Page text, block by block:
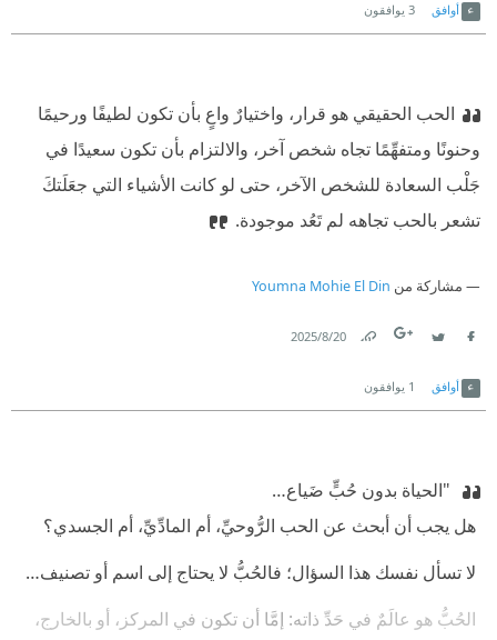
أوافق 3 يوافقون
الحب الحقيقي هو قرار، واختيارٌ واعٍ بأن تكون لطيفًا ورحيمًا
وحنونًا ومتفهِّمًا تجاه شخص آخر، والالتزام بأن تكون سعيدًا في
جَلْب السعادة للشخص الآخر، حتى لو كانت الأشياء التي جعَلَتكَ
تشعر بالحب تجاهه لم تَعُد موجودة.
مشاركة من Youmna Mohie El Din
20‏/8‏/2025
أوافق 1 يوافقون
‫ "الحياة بدون حُبٍّ ضَياع…
‫ هل يجب أن أبحث عن الحب الرُّوحيِّ، أم المادِّيِّ، أم الجسدي؟
‫ لا تسأل نفسك هذا السؤال؛ فالحُبُّ لا يحتاج إلى اسم أو تصنيف…
‫ الحُبُّ هو عالَمٌ في حَدِّ ذاته: إمَّا أن تكون في المركز، أو بالخارج،